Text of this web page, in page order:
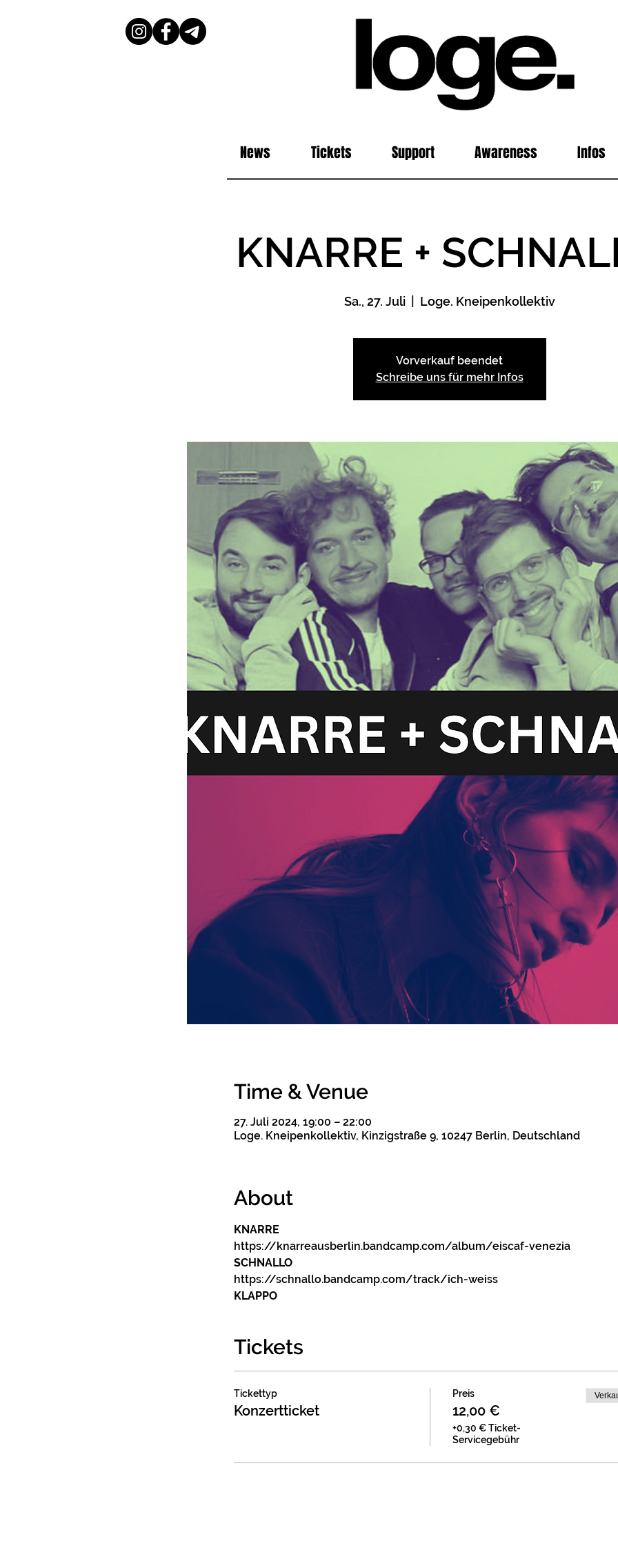
News Tickets Support Awareness Infos
KNARRE +
Sa., 27. Juli
  |
Loge. Kneipenkollektiv
Vorverkauf beendet
Schreibe uns für mehr Infos
Time & Venue
27. Juli 2024, 19:00 – 22:00
Loge. Kneipenkollektiv, Kinzigstraße 9, 10247 Berlin, Deutschland
About
KNARRE
https://knarreausberlin.bandcamp.com/album/eiscaf-venezia
SCHNALLO
https://schnallo.bandcamp.com/track/ich-weiss
KLAPPO
Tickets
Tickettyp
Konzertticket
Preis
12,00 €
+0,30 € Ticket-
Servicegebühr